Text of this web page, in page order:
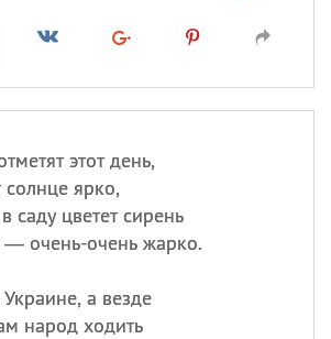
этот день,
солнце ярко,
саду цветет сирень
очень-очень жарко.
а везде
народ ходить